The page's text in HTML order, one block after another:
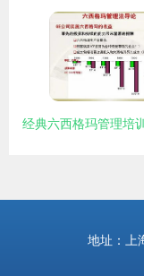
地址：上